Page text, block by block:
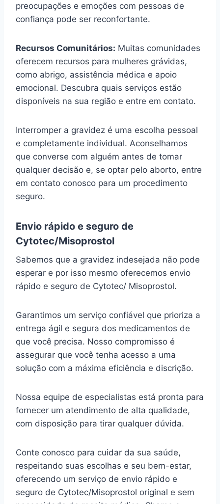
preocupações e emoções com pessoas de
confiança pode ser reconfortante.
Recursos Comunitários: Muitas comunidades
oferecem recursos para mulheres grávidas,
como abrigo, assistência médica e apoio
emocional. Descubra quais serviços estão
disponíveis na sua região e entre em contato.
Interromper a gravidez é uma escolha pessoal
e completamente individual. Aconselhamos
que converse com alguém antes de tomar
qualquer decisão e, se optar pelo aborto, entre
em contato conosco para um procedimento
seguro.
Envio rápido e seguro de
Cytotec/Misoprostol
Sabemos que a gravidez indesejada não pode
esperar e por isso mesmo oferecemos envio
rápido e seguro de Cytotec/ Misoprostol.
Garantimos um serviço confiável que prioriza a
entrega ágil e segura dos medicamentos de
que você precisa. Nosso compromisso é
assegurar que você tenha acesso a uma
solução com a máxima eficiência e discrição.
Nossa equipe de especialistas está pronta para
fornecer um atendimento de alta qualidade,
com disposição para tirar qualquer dúvida.
Conte conosco para cuidar da sua saúde,
respeitando suas escolhas e seu bem-estar,
oferecendo um serviço de envio rápido e
seguro de Cytotec/Misoprostol original e sem